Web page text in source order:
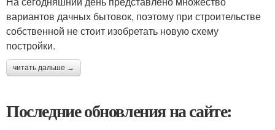
вариантов дачных бытовок, поэтому при строительстве
собственной не стоит изобретать новую схему
постройки.
читать дальше →
Последние обновления на сайте: